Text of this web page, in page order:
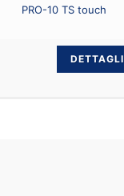
PRO-10 TS touch
DETTAGLI